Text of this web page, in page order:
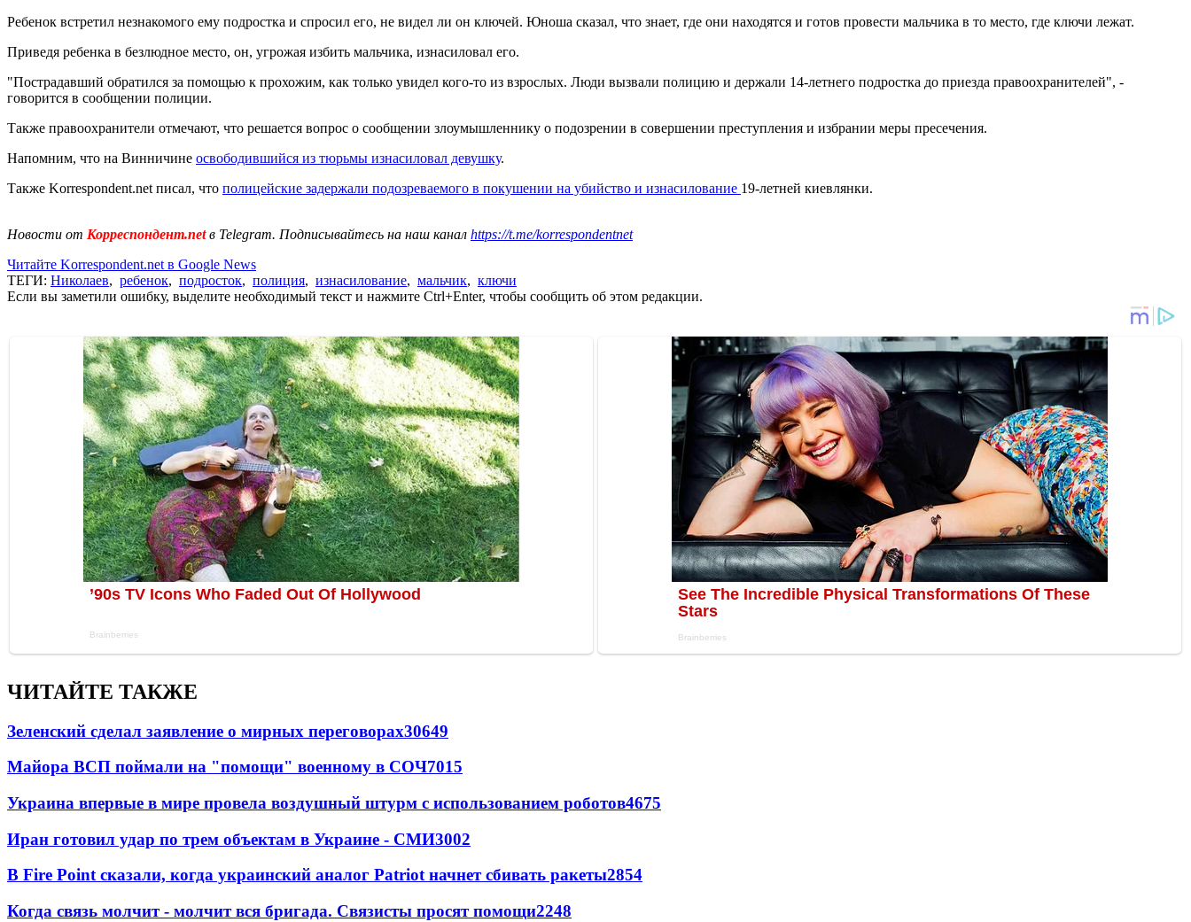
Ребенок встретил незнакомого ему подростка и спросил его, не видел ли он ключей. Юноша сказал, что знает, где они находятся и готов провести мальчика в то место, где ключи лежат.
Приведя ребенка в безлюдное место, он, угрожая избить мальчика, изнасиловал его.
"Пострадавший обратился за помощью к прохожим, как только увидел кого-то из взрослых. Люди вызвали полицию и держали 14-летнего подростка до приезда правоохранителей", -
говорится в сообщении полиции.
Также правоохранители отмечают, что решается вопрос о сообщении злоумышленнику о подозрении в совершении преступления и избрании меры пресечения.
Напомним, что на Винничине освободившийся из тюрьмы изнасиловал девушку.
Также Korrespondent.net писал, что полицейские задержали подозреваемого в покушении на убийство и изнасилование 19-летней киевлянки.
Новости от Корреспондент.netв Telegram. Подписывайтесь на наш канал https://t.me/korrespondentnet
Читайте Korrespondent.net в Google News
ТЕГИ: Николаев, ребенок, подросток, полиция, изнасилование, мальчик, ключи
Если вы заметили ошибку, выделите необходимый текст и нажмите Ctrl+Enter, чтобы сообщить об этом редакции.
ЧИТАЙТЕ ТАКЖЕ
Зеленский сделал заявление о мирных переговорах30649
Майора ВСП поймали на "помощи" военному в СОЧ7015
Украина впервые в мире провела воздушный штурм с использованием роботов4675
Иран готовил удар по трем объектам в Украине - СМИ3002
В Fire Point сказали, когда украинский аналог Patriot начнет сбивать ракеты2854
Когда связь молчит - молчит вся бригада. Связисты просят помощи2248